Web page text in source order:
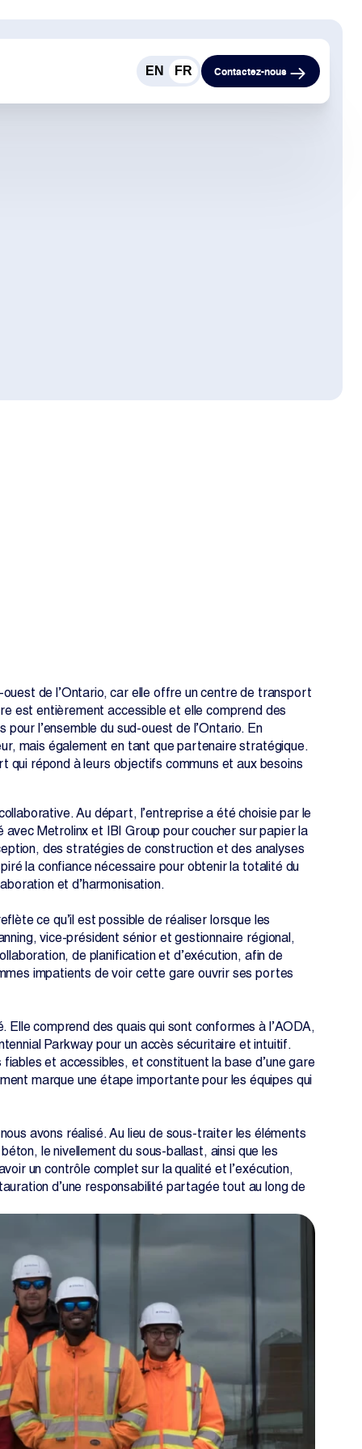
EN FR Contactez-nous
de l’Ontario, car elle offre un centre de transport
est entièrement accessible et elle comprend des
l’ensemble du sud-ouest de l’Ontario. En
mais également en tant que partenaire stratégique.
qui répond à leurs objectifs communs et aux besoins
Au départ, l’entreprise a été choisie par le
avec Metrolinx et IBI Group pour coucher sur papier la
des stratégies de construction et des analyses
la confiance nécessaire pour obtenir la totalité du
et d’harmonisation.
ce qu’il est possible de réaliser lorsque les
vice-président sénior et gestionnaire régional,
de planification et d’exécution, afin de
impatients de voir cette gare ouvrir ses portes
comprend des quais qui sont conformes à l’AODA,
Parkway pour un accès sécuritaire et intuitif.
et accessibles, et constituent la base d’une gare
marque une étape importante pour les équipes qui
avons réalisé. Au lieu de sous-traiter les éléments
le nivellement du sous-ballast, ainsi que les
un contrôle complet sur la qualité et l’exécution,
d’une responsabilité partagée tout au long de